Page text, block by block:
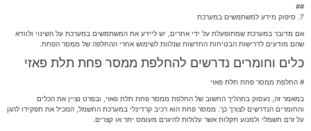
##
7. סיפוק מידע למשתמשים במערכת
אם מדובר במערכת שמתופעלת על ידי אחרים, יש ליידע את המשתמשים במערכת על השינוי ולוודא
שהם מודעים לדרישות הבטיחות החדשות שנלוות לשימוש אחרי ההחלפה של ממסר הפחת.
כלים וחומרים נדרשים להחלפת ממסר פחת תלת פאזי
# החלפת ממסר פחת תלת פאזי
במאמר זה, נעסוק בתהליך החשוב של החלפת ממסר פחת תלת פאזי, ובפרט נציין את הכלים
והחומרים הנדרשים לצורך כך. ממסר פחת הוא רכיב קרדינלי במערכת החשמל, המכיל את תפקידו להגן
על זרם חשמלי ולמנוע תקלות אשר עלולות להיגרם מעומס יתר או קצרים.